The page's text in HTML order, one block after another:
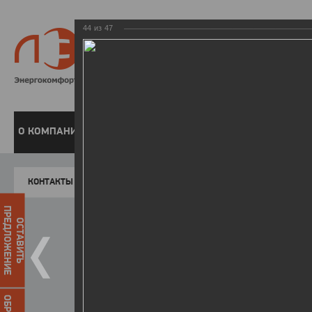
8 800
О КОМПАНИИ
КОНТАКТЫ
ОСТАВИТЬ
ПРЕДЛОЖЕНИЕ
44 из 47